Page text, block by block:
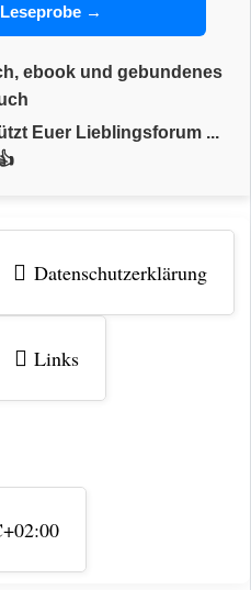
→
ebook und gebundenes
Euer Lieblingsforum ...
Datenschutzerklärung
Links